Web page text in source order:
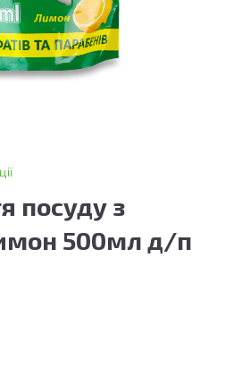
посуду з
500мл д/п